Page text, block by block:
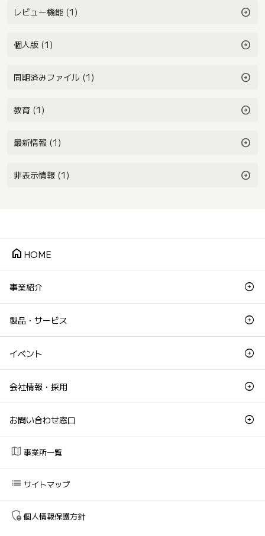
レビュー機能 (1) arrow_circle_right
個人版 (1) arrow_circle_right
同期済みファイル (1) arrow_circle_right
教育 (1) arrow_circle_right
最新情報 (1) arrow_circle_right
非表示情報 (1) arrow_circle_right
home HOME
事業紹介
製品・サービス
イベント
会社情報・採用
お問い合わせ窓口
map 事業所一覧
list サイトマップ
admin_panel_settings 個人情報保護方針